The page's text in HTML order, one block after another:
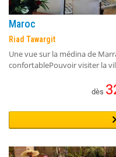
Maroc
Riad Tawargit
Une vue sur la médina de
confortablePouvoir visiter la
dès